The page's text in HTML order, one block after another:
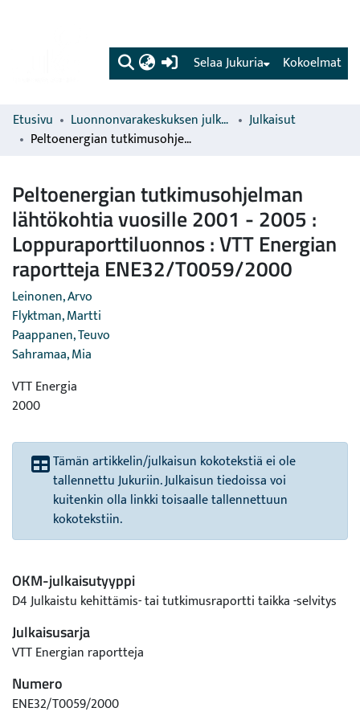
(current) Kokoelmat
Selaa Jukuria
Etusivu Luonnonvarakeskuksen julkaisut
Julkaisut
Peltoenergian tutkimusohjelman lähtökohtia vuosille 2001 - 2005 : Loppuraporttiluonnos : VTT Energian raportteja ENE32/T0059/2000
Peltoenergian tutkimusohjelman
lähtökohtia vuosille 2001 - 2005 :
Loppuraporttiluonnos : VTT Energian
raportteja ENE32/T0059/2000
Leinonen, Arvo
Flyktman, Martti
Paappanen, Teuvo
Sahramaa, Mia
VTT Energia
2000
Tämän artikkelin/julkaisun kokotekstiä ei ole
tallennettu Jukuriin. Julkaisun tiedoissa voi
kuitenkin olla linkki toisaalle tallennettuun
kokotekstiin.
OKM-julkaisutyyppi
D4 Julkaistu kehittämis- tai tutkimusraportti taikka -selvitys
Julkaisusarja
VTT Energian raportteja
Numero
ENE32/T0059/2000